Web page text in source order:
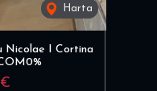
Harta
Nicolae I Cortina